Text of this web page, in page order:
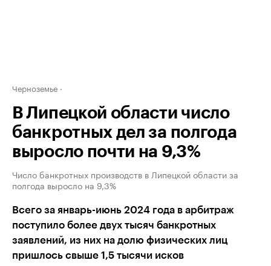
Черноземье
В Липецкой области число
банкротных дел за полгода
выросло почти на 9,3%
Число банкротных производств в Липецкой области за
полгода выросло на 9,3%
Всего за январь-июнь 2024 года в арбитраж
поступило более двух тысяч банкротных
заявлений, из них на долю физических лиц
пришлось свыше 1,5 тысячи исков